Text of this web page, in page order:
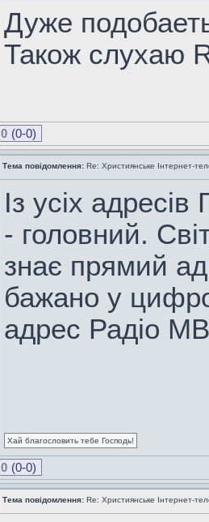
Дуже
Також слухаю
0 (0-0)
Тема повідомлення: Re: Християнське Інтернет-
Із усіх
- головний.
знає прямий
бажано у
адрес Радіо
Хай благословить тебе Господь!
0 (0-0)
Тема повідомлення: Re: Християнське Інтернет-